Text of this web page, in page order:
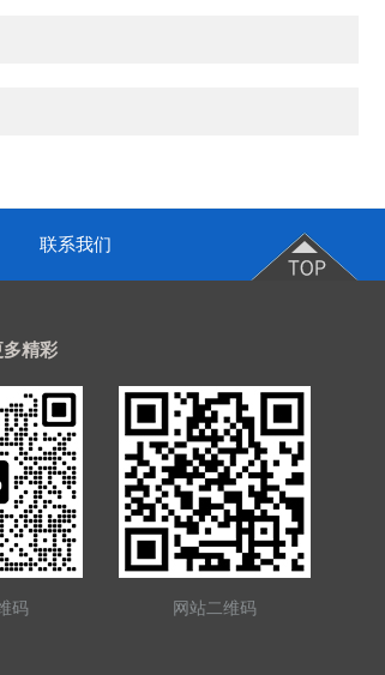
联系我们
多精彩
码 网站二维码